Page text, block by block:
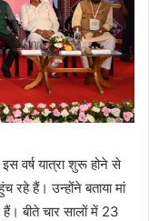
वर्ष यात्रा शुरू होने से
हैं। उन्होंने बताया मां
हैं। बीते चार सालों में 23